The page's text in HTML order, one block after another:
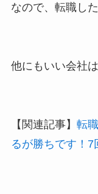
なので、転職し
他にもいい会社
【関連記事】 転
るが勝ちです！7